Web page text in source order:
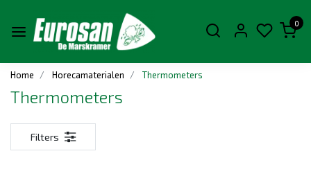
0
Home Horecamaterialen Thermometers
Thermometers
Filters